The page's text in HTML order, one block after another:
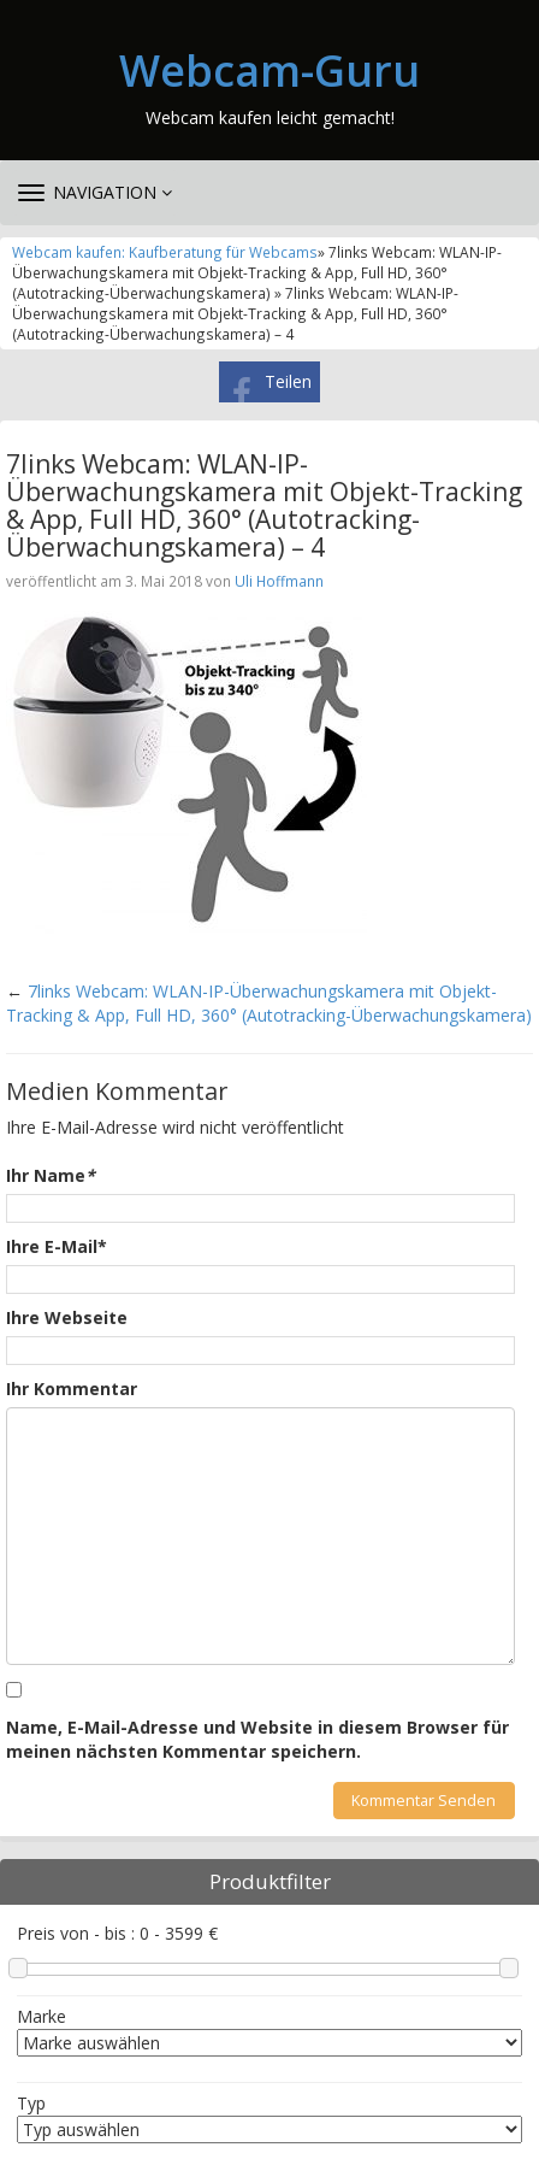
Webcam-Guru
Webcam kaufen leicht gemacht!
TOGGLE
NAVIGATION
Webcam kaufen: Kaufberatung für Webcams» 7links Webcam: WLAN-IP-
Überwachungskamera mit Objekt-Tracking & App, Full HD, 360°
(Autotracking-Überwachungskamera) » 7links Webcam: WLAN-IP-
Überwachungskamera mit Objekt-Tracking & App, Full HD, 360°
(Autotracking-Überwachungskamera) – 4
Teilen
7links Webcam: WLAN-IP-
Überwachungskamera mit Objekt-Tracking
& App, Full HD, 360° (Autotracking-
Überwachungskamera) – 4
veröffentlicht am 3. Mai 2018 von Uli Hoffmann
← 7links Webcam: WLAN-IP-Überwachungskamera mit Objekt-
Tracking & App, Full HD, 360° (Autotracking-Überwachungskamera)
Medien Kommentar
Ihre E-Mail-Adresse wird nicht veröffentlicht
Ihr Name*
Ihre E-Mail*
Ihre Webseite
Ihr Kommentar
Name, E-Mail-Adresse und Website in diesem Browser für
meinen nächsten Kommentar speichern.
Produktfilter
Preis von - bis : 0 - 3599 €
Marke
Typ